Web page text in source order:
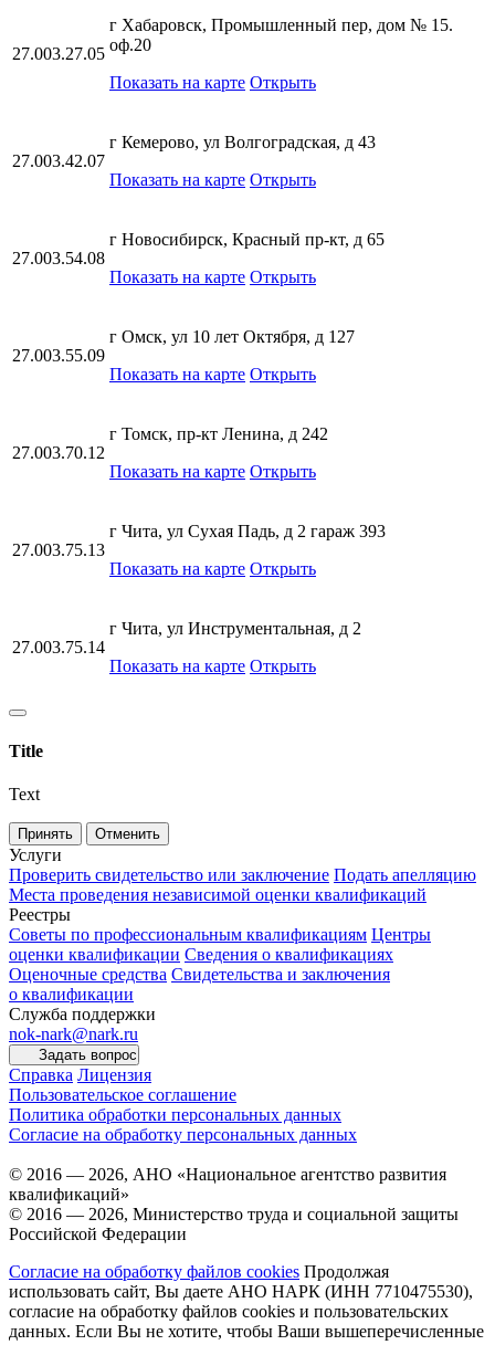
27.003.27.05
г Хабаровск, Промышленный пер, дом № 15.
оф.20
Показать на карте Открыть
27.003.42.07
г Кемерово, ул Волгоградская, д 43
Показать на карте Открыть
27.003.54.08
г Новосибирск, Красный пр-кт, д 65
Показать на карте Открыть
27.003.55.09
г Омск, ул 10 лет Октября, д 127
Показать на карте Открыть
27.003.70.12
г Томск, пр-кт Ленина, д 242
Показать на карте Открыть
27.003.75.13
г Чита, ул Сухая Падь, д 2 гараж 393
Показать на карте Открыть
27.003.75.14
г Чита, ул Инструментальная, д 2
Показать на карте Открыть
Title
Text
Принять Отменить
Услуги
Проверить свидетельство или заключение Подать апелляцию
Места проведения независимой оценки квалификаций
Реестры
Советы по профессиональным квалификациям Центры
оценки квалификации Сведения о квалификациях
Оценочные средства Свидетельства и заключения
о квалификации
Служба поддержки
nok-nark@nark.ru
Задать вопрос
Справка Лицензия
Пользовательское соглашение
Политика обработки персональных данных
Согласие на обработку персональных данных
© 2016 — 2026, АНО «Национальное агентство развития
квалификаций»
© 2016 — 2026, Министерство труда и социальной защиты
Российской Федерации
Согласие на обработку файлов cookies Продолжая
использовать сайт, Вы даете АНО НАРК (ИНН 7710475530),
согласие на обработку файлов cookies и пользовательских
данных. Если Вы не хотите, чтобы Ваши вышеперечисленные